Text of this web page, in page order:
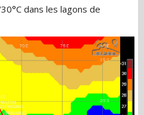
dans les lagons de